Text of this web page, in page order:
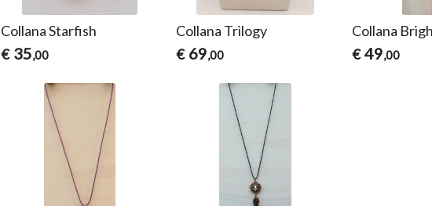
Collana Starfish
€ 35,00
Collana Trilogy
€ 69,00
Collana
€ 49,00